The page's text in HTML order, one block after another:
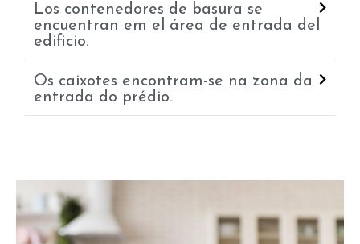
Los contenedores de basura se
encuentran em el área de entrada del
edificio.
Os caixotes encontram-se na zona da
entrada do prédio.